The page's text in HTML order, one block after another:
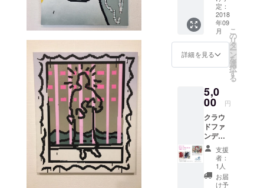
ポスト
カード
(大)2枚
(直筆サ
イン&お
礼メッ
セージ
入) + お
一人に
心を込
めたお
礼メー
ル + ス
テッ
カー1枚
+ 現場
レポー
トメー
ル(写真
定：
2018
年09
月
詳細を見る
こ
の
リ
タ
ー
ン
を
選
択
す
る
5,0
00 円
クラウ
ドファ
ンディ
ング限
定 A4サ
イズ ポ
ス
ター (直
支援
者：
1人
お届
け予